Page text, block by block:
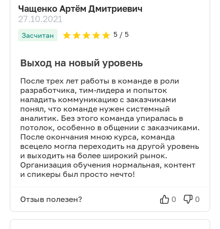
Чащенко Артём Дмитриевич
27.10.2021
Засчитан 5/ 5
Выход на новый уровень
После трех лет работы в команде в роли
разработчика, тим-лидера и попыток
наладить коммуникацию с заказчиками
понял, что команде нужен системный
аналитик. Без этого команда упиралась в
потолок, особенно в общении с заказчиками.
После окончания мною курса, команда
всецело могла переходить на другой уровень
и выходить на более широкий рынок.
Организация обучения нормальная, контент
и спикеры был просто нечто!
Отзыв полезен? 0 0